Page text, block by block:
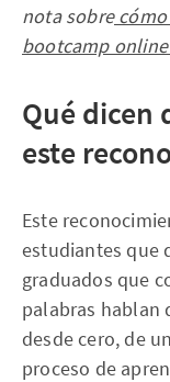
nota sobrecómo
bootcamp online
Qué dicen
este
Este
estudiantes que
graduados que
palabras hablan
desde cero, de
proceso de